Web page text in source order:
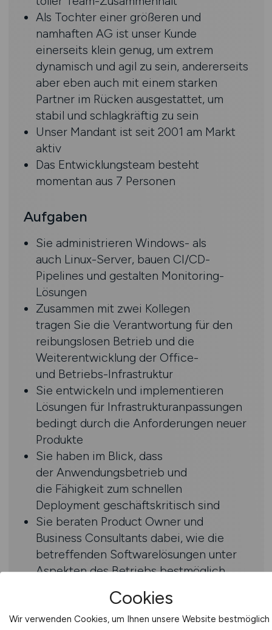
Als Tochter einer größeren und
namhaften AG ist unser Kunde
einerseits klein genug, um extrem
dynamisch und agil zu sein, andererseits
aber eben auch mit einem starken
Partner im Rücken ausgestattet, um
stabil und schlagkräftig zu sein
Unser Mandant ist seit 2001 am Markt
aktiv
Das Entwicklungsteam besteht
momentan aus 7 Personen
Aufgaben
Sie administrieren Windows- als
auch Linux-Server, bauen CI/CD-
Pipelines und gestalten Monitoring-
Lösungen
Zusammen mit zwei Kollegen
tragen Sie die Verantwortung für den
reibungslosen Betrieb und die
Weiterentwicklung der Office-
und Betriebs-Infrastruktur
Sie entwickeln und implementieren
Lösungen für Infrastrukturanpassungen
bedingt durch die Anforderungen neuer
Produkte
Sie haben im Blick, dass
der Anwendungsbetrieb und
die Fähigkeit zum schnellen
Deployment geschäftskritisch sind
Sie beraten Product Owner und
Business Consultants dabei, wie die
betreffenden Softwarelösungen unter
Aspekten des Betriebs bestmöglich
den Einsatz gebracht werden können
Cookies
Wir verwenden Cookies, um Ihnen unsere Website bestmöglich